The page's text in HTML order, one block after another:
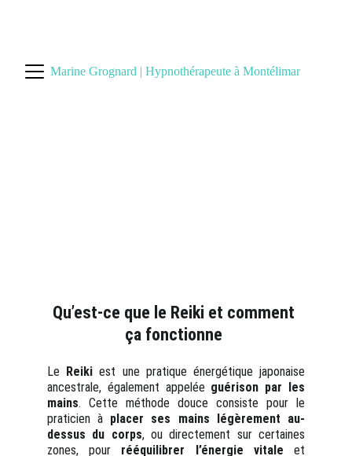
Marine Grognard | Hypnothérapeute à Montélimar
Qu’est-ce que le Reiki et comment
ça fonctionne
Le Reiki est une pratique énergétique japonaise
ancestrale, également appelée guérison par les
mains. Cette méthode douce consiste pour le
praticien à placer ses mains légèrement au-
dessus du corps, ou directement sur certaines
zones, pour rééquilibrer l’énergie vitale et